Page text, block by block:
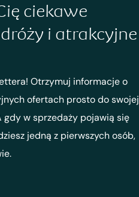
ciekawe
i atrakcyjne
Otrzymuj informacje o
ofertach prosto do swojej
gdy w sprzedaży pojawią się
jedną z pierwszych osób,